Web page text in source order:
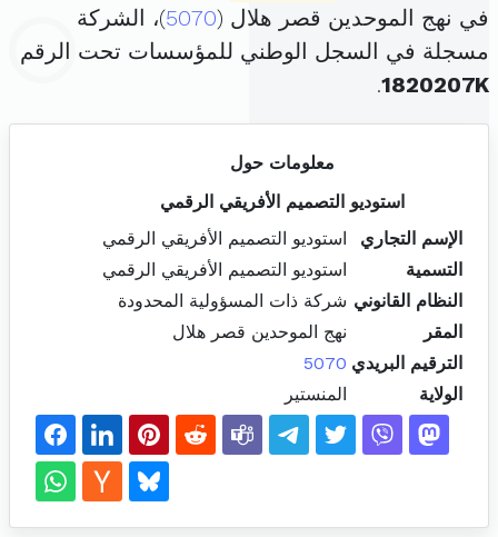
في نهج الموحدين قصر هلال (5070)، الشركة
مسجلة في السجل الوطني للمؤسسات تحت الرقم
1820207K
.
معلومات حول
استوديو التصميم الأفريقي الرقمي
الإسم التجاري
استوديو التصميم الأفريقي الرقمي
التسمية
استوديو التصميم الأفريقي الرقمي
النظام القانوني شركة ذات المسؤولية المحدودة
المقر
نهج الموحدين قصر هلال
الترقيم البريدي 5070
الولاية
المنستير